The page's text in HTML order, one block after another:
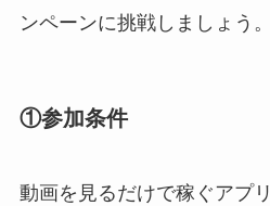
ンペーンに挑戦しましょう。
①参加条件
動画を見るだけで稼ぐアプ